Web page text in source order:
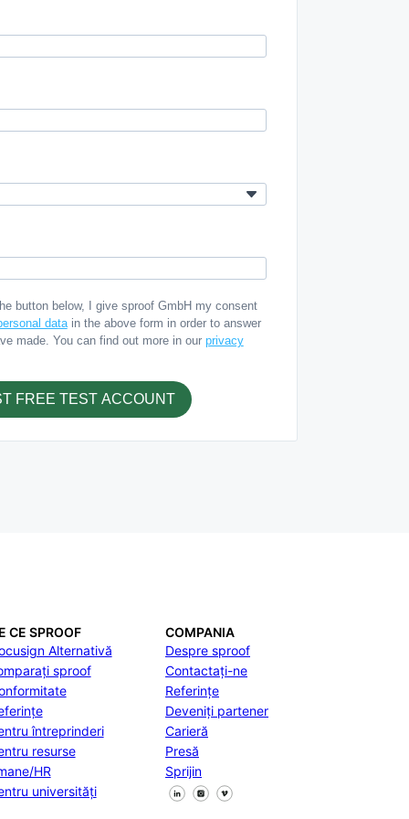
button below, I give sproof GmbH my consent
datain the above form in order to answer
made. You can find out more in our privacy
FREE TEST ACCOUNT
CE SPROOF
Alternativă
sproof
întreprinderi
resurse
HR
universități
COMPANIA
Despre sproof
Contactați-ne
Referințe
Deveniți partener
Carieră
Presă
Sprijin
Urmăriți-ne pe Facebook
Urmăriți-ne pe X
Urmăriți-ne pe LinkedIn